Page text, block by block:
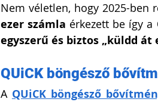
Nem véletlen, hogy 2025-ben
ezer számla
egyszerű és biztos „küldd át
QUiCK böngésző
A QUiCK böngésző